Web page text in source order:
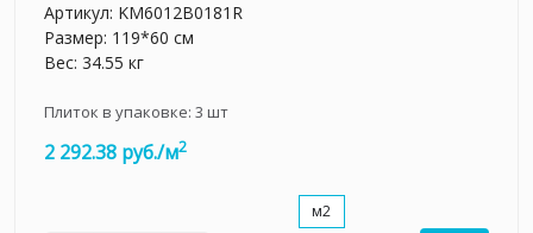
Артикул: KM6012B0181R
Размер: 119*60 см
Вес: 34.55 кг
Плиток в упаковке: 3 шт
2 292.38 руб./м2
м2